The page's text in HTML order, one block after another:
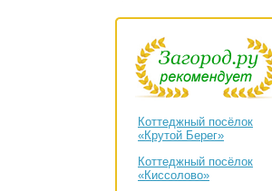
Коттеджный посёлок
«Крутой Берег»
Коттеджный посёлок
«Киссолово»